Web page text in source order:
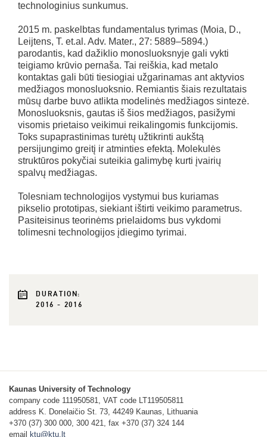
technologinius sunkumus.
2015 m. paskelbtas fundamentalus tyrimas (Moia, D.,
Leijtens, T. et.al. Adv. Mater., 27: 5889–5894.)
parodantis, kad dažiklio monosluoksnyje gali vykti
teigiamo krūvio pernaša. Tai reiškia, kad metalo
kontaktas gali būti tiesiogiai užgarinamas ant aktyvios
medžiagos monosluoksnio. Remiantis šiais rezultatais
mūsų darbe buvo atlikta modelinės medžiagos sintezė.
Monosluoksnis, gautas iš šios medžiagos, pasižymi
visomis prietaiso veikimui reikalingomis funkcijomis.
Toks supaprastinimas turėtų užtikrinti aukštą
persijungimo greitį ir atminties efektą. Molekulės
struktūros pokyčiai suteikia galimybę kurti įvairių
spalvų medžiagas.
Tolesniam technologijos vystymui bus kuriamas
pikselio prototipas, siekiant ištirti veikimo parametrus.
Pasiteisinus teorinėms prielaidoms bus vykdomi
tolimesni technologijos įdiegimo tyrimai.
DURATION:
2016 - 2016
Kaunas University of Technology
company code 111950581, VAT code LT119505811
address K. Donelaičio St. 73, 44249 Kaunas, Lithuania
+370 (37) 300 000, 300 421, fax +370 (37) 324 144
email
ktu@ktu.lt